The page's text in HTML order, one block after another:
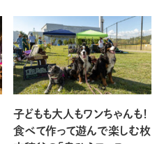
子どもも大人もワンちゃんも！
食べて作って遊んで楽しむ枚